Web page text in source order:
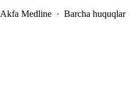
Akfa Medline · Barcha huquqlar